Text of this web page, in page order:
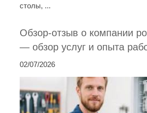
столы, ...
Обзор-отзыв о компании
— обзор услуг и опыта
02/07/2026